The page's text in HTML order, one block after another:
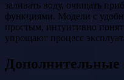
заливать воду, очищать
функциями. Модели с
простым, интуитивно
упрощают процесс